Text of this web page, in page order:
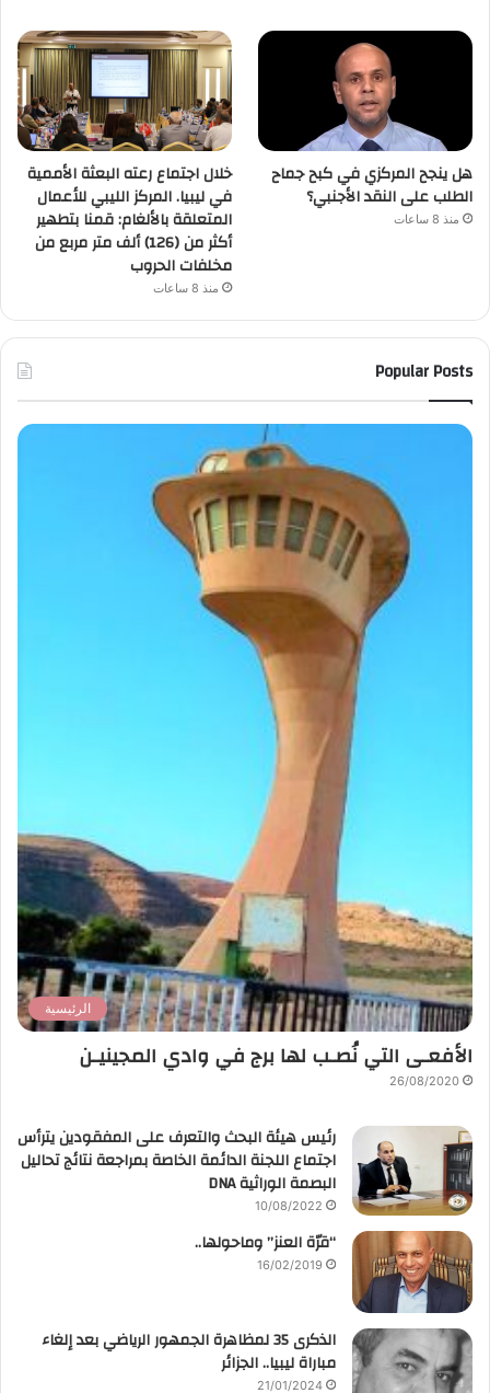
هل ينجح المركزي في كبح جماح
الطلب على النقد الأجنبي؟
منذ 8 ساعات
خلال اجتماع رعته البعثة الأممية
في ليبيا. المركز الليبي للأعمال
المتعلقة بالألغام: قمنا بتطهير
أكثر من (126) ألف متر مربع من
مخلفات الحروب
منذ 8 ساعات
Popular Posts
الرئيسية
الأفعـى التي نُصـب لها برج في وادي المجينيـن
26/08/2020
رئيس هيئة البحث والتعرف على المفقودين يترأس
اجتماع اللجنة الدائمة الخاصة بمراجعة نتائج تحاليل
البصمة الوراثية DNA
10/08/2022
“قرّة العنز” وماحولها..
16/02/2019
الذكرى 35 لمظاهرة الجمهور الرياضي بعد إلغاء
مباراة ليبيا.. الجزائر
21/01/2024